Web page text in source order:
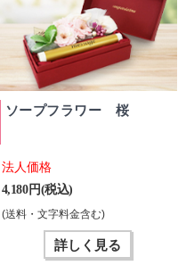
ソープフラワー 桜
法人価格
4,180 円(税込)
(送料・文字料金含む)
詳しく見る